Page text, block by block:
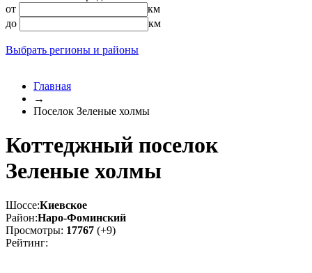
от
км
до
км
Выбрать регионы и районы
Главная
→
Поселок Зеленые холмы
Коттеджный поселок
Зеленые холмы
Шоссе:Киевское
Район:Наро-Фоминский
Просмотры: 17767 (+9)
Рейтинг: